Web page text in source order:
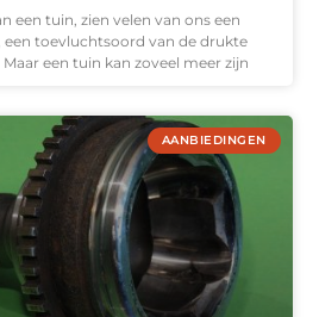
een tuin, zien velen van ons een
toevluchtsoord van de drukte
een tuin kan zoveel meer zijn
AANBIEDINGEN